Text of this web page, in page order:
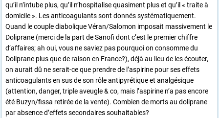
qu’il n’intube plus, qu’il n’hospitalise quasiment plus et qu’il « traite à
domicile ». Les anticoagulants sont donnés systématiquement.
Quand le couple diabolique Véran/Salomon imposait massivement le
Doliprane (merci de la part de Sanofi dont c’est le premier chiffre
d’affaires; ah oui, vous ne saviez pas pourquoi on consomme du
Doliprane plus que de raison en France?), déjà au lieu de les écouter,
on aurait dû ne serait-ce que prendre de l’aspirine pour ses effets
anticoagulants en sus de son rôle antipyrétique et analgésique
(attention, danger, triple aveugle & co, mais l’aspirine n’a pas encore
été Buzyn/fissa retirée de la vente). Combien de morts au doliprane
par absence d’effets secondaires souhaitables?